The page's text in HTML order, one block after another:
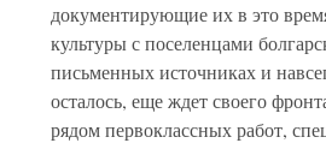
документирующие их в это
культуры с поселенцами
письменных источниках и
осталось, еще ждет своего
рядом первоклассных работ,